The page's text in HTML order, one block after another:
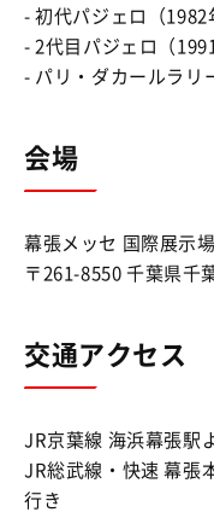
- 初代パジェロ（1982
- 2代目パジェロ（1991
- パリ・ダカールラリ
会場
幕張メッセ 国際展示
〒261-8550 千葉県千
交通アクセス
JR京葉線 海浜幕張駅
JR総武線・快速 幕張
行き